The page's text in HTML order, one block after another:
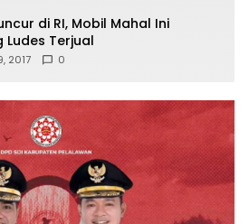
di RI, Mobil Mahal Ini
Ludes Terjual
2017 0